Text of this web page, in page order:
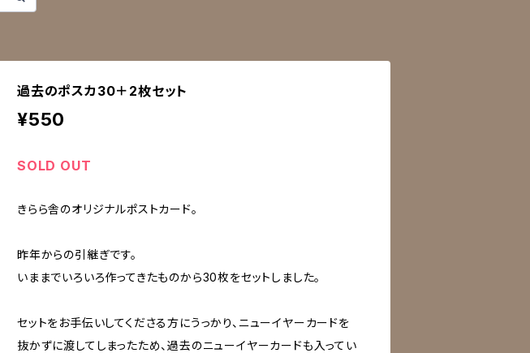
過去のポスカ30＋2枚セット
¥550
SOLD OUT
きらら舎のオリジナルポストカード。
昨年からの引継ぎです。
いままでいろいろ作ってきたものから30枚をセットしました。
セットをお手伝いしてくださる方にうっかり、ニューイヤーカードを
抜かずに渡してしまったため、過去のニューイヤーカードも入ってい